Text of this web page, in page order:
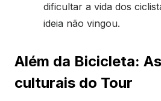
dificultar a vida dos
ideia não vingou.
Além da Bicicleta:
culturais do Tour